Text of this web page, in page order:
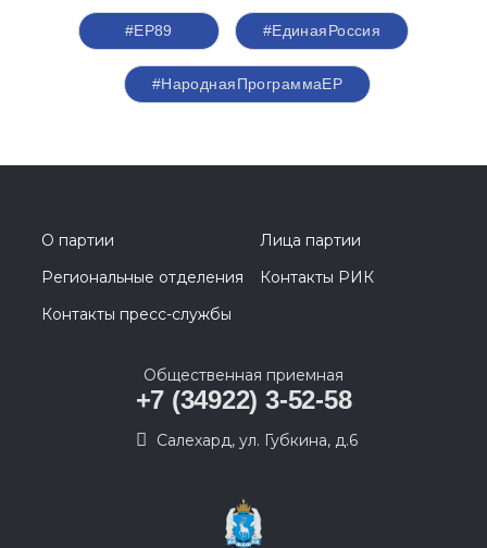
#ЕР89 #‎ЕдинаяРоссия
#НароднаяПрограммаЕР
О партии
Лица партии
Региональные отделения
Контакты РИК
Контакты пресс-службы
Общественная приемная
+7 (34922) 3-52-58
Салехард, ул. Губкина, д.6